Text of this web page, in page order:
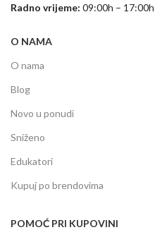
Radno vrijeme: 09:00h – 17:00h
O NAMA
O nama
Blog
Novo u ponudi
Sniženo
Edukatori
Kupuj po brendovima
POMOĆ PRI KUPOVINI